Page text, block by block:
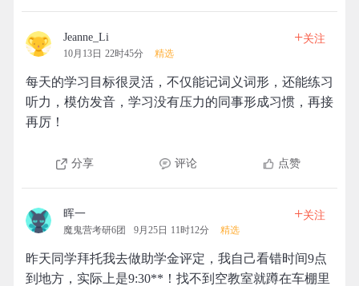
Jeanne_Li
10月13日 22时45分 精选
+关注
每天的学习目标很灵活，不仅能记词义词形，还能练习
听力，模仿发音，学习没有压力的同事形成习惯，再接
再厉！
分享 评论 点赞
晖一
魔鬼营考研6团 9月25日 11时12分 精选
+关注
昨天同学拜托我去做助学金评定，我自己看错时间9点
到地方，实际上是9:30**！找不到空教室就蹲在车棚里